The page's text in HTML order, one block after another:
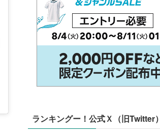
ランキングー！公式Ｘ（旧Twitter）